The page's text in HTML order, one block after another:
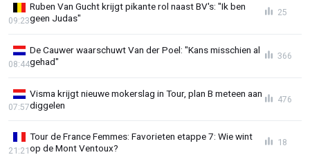
Ruben Van Gucht krijgt pikante rol naast BV's: "Ik ben
geen Judas"
09:23
25
De Cauwer waarschuwt Van der Poel: "Kans misschien al
gehad"
08:44
366
Visma krijgt nieuwe mokerslag in Tour, plan B meteen aan
diggelen
07:57
476
Tour de France Femmes: Favorieten etappe 7: Wie wint
op de Mont Ventoux?
21:21
18